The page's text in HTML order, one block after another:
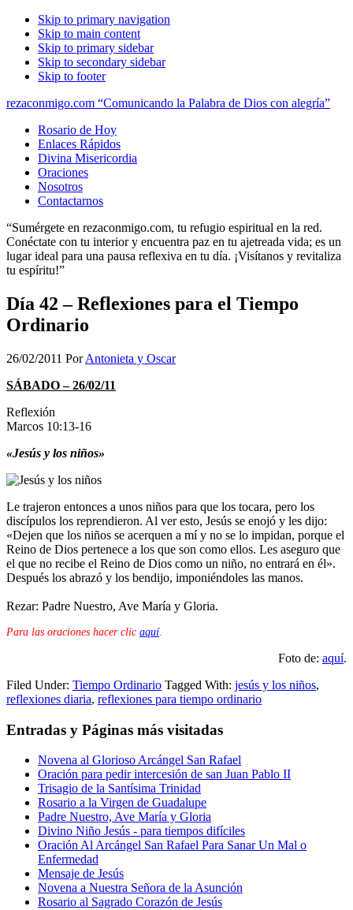
Skip to primary navigation
Skip to main content
Skip to primary sidebar
Skip to secondary sidebar
Skip to footer
rezaconmigo.com “Comunicando la Palabra de Dios con alegría”
Rosario de Hoy
Enlaces Rápidos
Divina Misericordia
Oraciones
Nosotros
Contactarnos
“Sumérgete en rezaconmigo.com, tu refugio espiritual en la red.
Conéctate con tu interior y encuentra paz en tu ajetreada vida; es un
lugar ideal para una pausa reflexiva en tu día. ¡Visítanos y revitaliza
tu espíritu!”
Día 42 – Reflexiones para el Tiempo
Ordinario
26/02/2011 PorAntonieta y Oscar
SÁBADO – 26/02/11
Reflexión
Marcos 10:13-16
«Jesús y los niños»
Le trajeron entonces a unos niños para que los tocara, pero los
discípulos los reprendieron. Al ver esto, Jesús se enojó y les dijo:
«Dejen que los niños se acerquen a mí y no se lo impidan, porque el
Reino de Dios pertenece a los que son como ellos. Les aseguro que
el que no recibe el Reino de Dios como un niño, no entrará en él».
Después los abrazó y los bendijo, imponiéndoles las manos.
Rezar: Padre Nuestro, Ave María y Gloria.
Para las oraciones hacer clic aquí.
Foto de: aquí.
Filed Under: Tiempo Ordinario Tagged With: jesús y los niños,
reflexiones diaria, reflexiones para tiempo ordinario
Entradas y Páginas más visitadas
Novena al Glorioso Arcángel San Rafael
Oración para pedir intercesión de san Juan Pablo II
Trisagio de la Santísima Trinidad
Rosario a la Virgen de Guadalupe
Padre Nuestro, Ave María y Gloria
Divino Niño Jesús - para tiempos difíciles
Oración Al Arcángel San Rafael Para Sanar Un Mal o
Enfermedad
Mensaje de Jesús
Novena a Nuestra Señora de la Asunción
Rosario al Sagrado Corazón de Jesús